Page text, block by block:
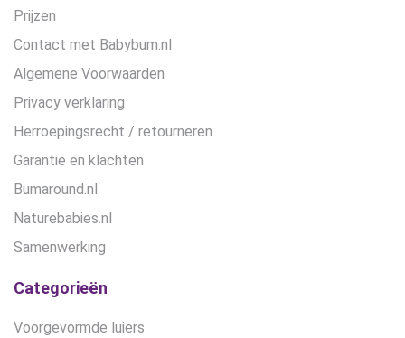
Prijzen
Contact met Babybum.nl
Algemene Voorwaarden
Privacy verklaring
Herroepingsrecht / retourneren
Garantie en klachten
Bumaround.nl
Naturebabies.nl
Samenwerking
Categorieën
Voorgevormde luiers